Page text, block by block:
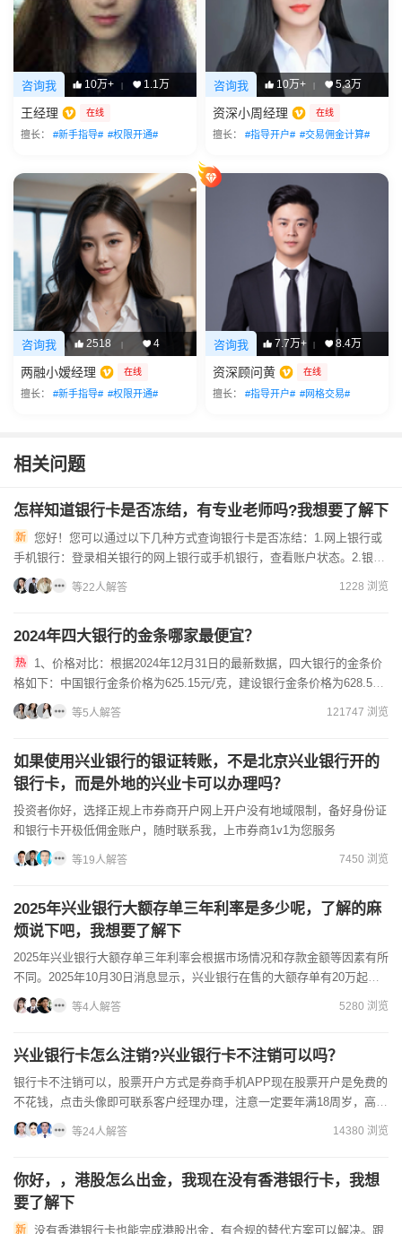
咨询我 10万+ | 1.1万
王经理 在线
擅长： #新手指导# #权限开通#
咨询我 10万+ | 5.3万
资深小周经理 在线
擅长： #指导开户# #交易佣金计算#
咨询我 2518 | 4
两融小嫒经理 在线
擅长： #新手指导# #权限开通#
咨询我 7.7万+ | 8.4万
资深顾问黄 在线
擅长： #指导开户# #网格交易#
相关问题
怎样知道银行卡是否冻结，有专业老师吗?我想要了解下
手机银行：登录相关银行的网上银行或手机银行，查看账户状态。2.银行
客服：拨打银行客服电话，提供银行卡信息，让客服人员帮您查...
等22人解答 1228 浏览
2024年四大银行的金条哪家最便宜？
格如下：中国银行金条价格为625.15元/克，建设银行金条价格为628.5元/
克，工商银行金条价格为627.68元/...
等5人解答 121747 浏览
如果使用兴业银行的银证转账，不是北京兴业银行开的
银行卡，而是外地的兴业卡可以办理吗？
投资者你好，选择正规上市券商开户网上开户没有地域限制，备好身份证
和银行卡开极低佣金账户，随时联系我，上市券商1v1为您服务
等19人解答 7450 浏览
2025年兴业银行大额存单三年利率是多少呢，了解的麻
烦说下吧，我想要了解下
2025年兴业银行大额存单三年利率会根据市场情况和存款金额等因素有所
不同。2025年10月30日消息显示，兴业银行在售的大额存单有20万起
存、50万起存以及100万起存，起存金额越高，...
等4人解答 5280 浏览
兴业银行卡怎么注销?兴业银行卡不注销可以吗？
银行卡不注销可以，股票开户方式是券商手机APP现在股票开户是免费的
不花钱，点击头像即可联系客户经理办理，注意一定要年满18周岁，高质
量的服务和超低成本佣金只为等您来，后续胡经理指导办理...
等24人解答 14380 浏览
你好，，港股怎么出金，我现在没有香港银行卡，我想
要了解下